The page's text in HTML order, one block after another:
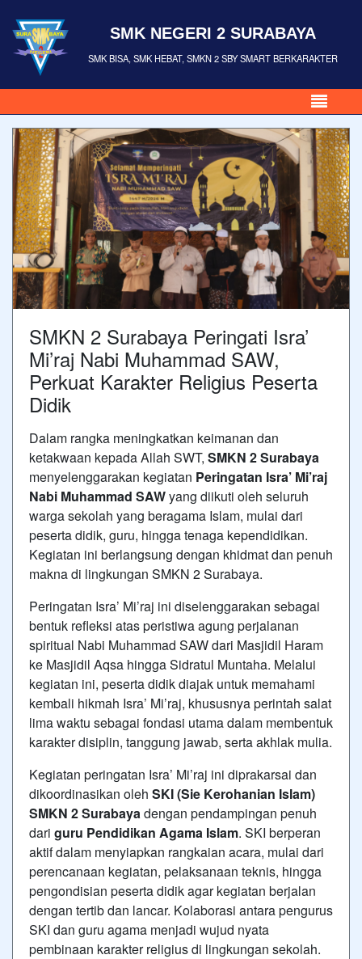
SMK NEGERI 2 SURABAYA
SMK BISA, SMK HEBAT, SMKN 2 SBY SMART BERKARAKTER
SMKN 2 Surabaya Peringati Isra’
Mi’raj Nabi Muhammad SAW,
Perkuat Karakter Religius Peserta
Didik
Dalam rangka meningkatkan keimanan dan
ketakwaan kepada Allah SWT, SMKN 2 Surabaya
menyelenggarakan kegiatan Peringatan Isra’ Mi’raj
Nabi Muhammad SAWyang diikuti oleh seluruh
warga sekolah yang beragama Islam, mulai dari
peserta didik, guru, hingga tenaga kependidikan.
Kegiatan ini berlangsung dengan khidmat dan penuh
makna di lingkungan SMKN 2 Surabaya.
Peringatan Isra’ Mi’raj ini diselenggarakan sebagai
bentuk refleksi atas peristiwa agung perjalanan
spiritual Nabi Muhammad SAW dari Masjidil Haram
ke Masjidil Aqsa hingga Sidratul Muntaha. Melalui
kegiatan ini, peserta didik diajak untuk memahami
kembali hikmah Isra’ Mi’raj, khususnya perintah salat
lima waktu sebagai fondasi utama dalam membentuk
karakter disiplin, tanggung jawab, serta akhlak mulia.
Kegiatan peringatan Isra’ Mi’raj ini diprakarsai dan
dikoordinasikan oleh SKI (Sie Kerohanian Islam)
SMKN 2 Surabayadengan pendampingan penuh
dari guru Pendidikan Agama Islam. SKI berperan
aktif dalam menyiapkan rangkaian acara, mulai dari
perencanaan kegiatan, pelaksanaan teknis, hingga
pengondisian peserta didik agar kegiatan berjalan
dengan tertib dan lancar. Kolaborasi antara pengurus
SKI dan guru agama menjadi wujud nyata
pembinaan karakter religius di lingkungan sekolah.